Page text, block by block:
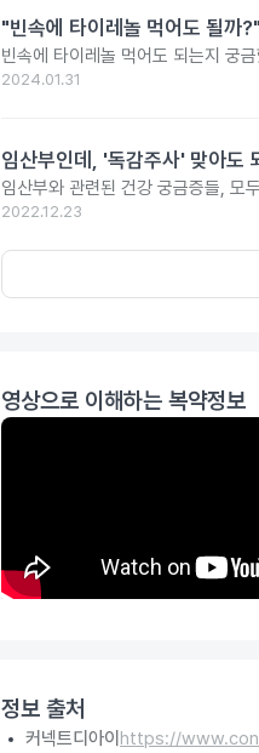
"빈속에 타이레놀 먹어도 될까
빈속에 타이레놀 먹어도 되는지 궁
2024.01.31
임산부인데, '독감주사' 맞아도
임산부와 관련된 건강 궁금증들, 모
2022.12.23
영상으로 이해하는 복약정보
정보 출처
커넥트디아이 https://